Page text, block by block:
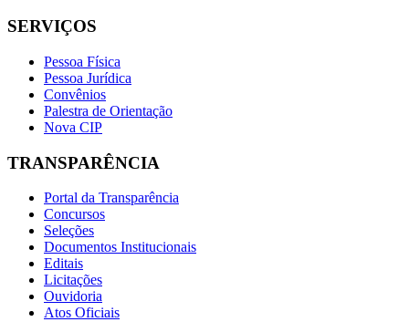
SERVIÇOS
Pessoa Física
Pessoa Jurídica
Convênios
Palestra de Orientação
Nova CIP
TRANSPARÊNCIA
Portal da Transparência
Concursos
Seleções
Documentos Institucionais
Editais
Licitações
Ouvidoria
Atos Oficiais